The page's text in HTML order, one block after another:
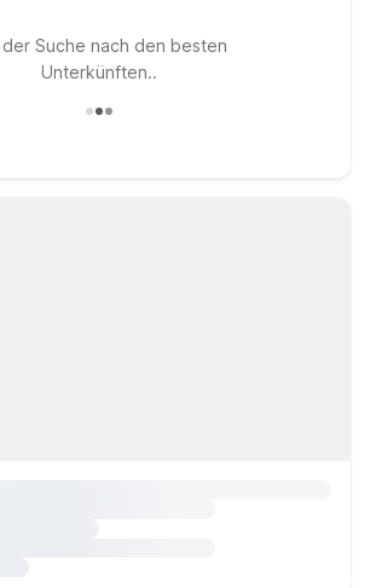
Suche nach den besten
Unterkünften..